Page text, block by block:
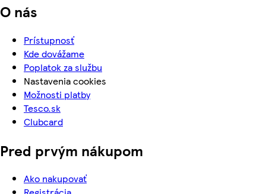
O nás
Prístupnosť
Kde dovážame
Poplatok za službu
Nastavenia cookies
Možnosti platby
Tesco.sk
Clubcard
Pred prvým nákupom
Ako nakupovať